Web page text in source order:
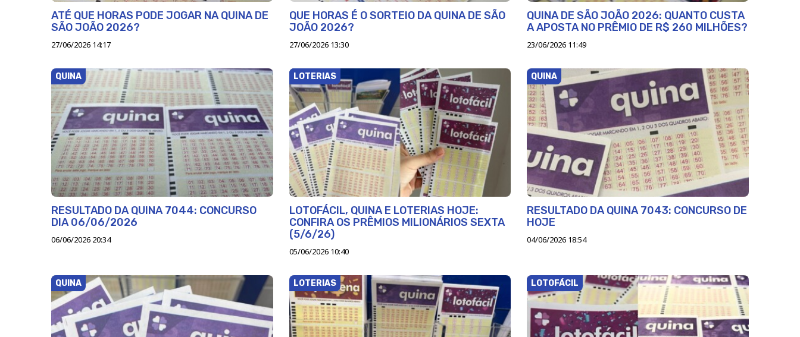
ATÉ QUE HORAS PODE JOGAR NA QUINA DE
SÃO JOÃO 2026?
27/06/2026 14:17
QUE HORAS É O SORTEIO DA QUINA DE SÃO
JOÃO 2026?
27/06/2026 13:30
QUINA DE SÃO JOÃO 2026: QUANTO CUSTA
A APOSTA NO PRÊMIO DE R$ 260 MILHÕES?
23/06/2026 11:49
QUINA
RESULTADO DA QUINA 7044: CONCURSO
DIA 06/06/2026
06/06/2026 20:34
LOTERIAS
LOTOFÁCIL, QUINA E LOTERIAS HOJE:
CONFIRA OS PRÊMIOS MILIONÁRIOS SEXTA
(5/6/26)
05/06/2026 10:40
QUINA
RESULTADO DA QUINA 7043: CONCURSO DE
HOJE
04/06/2026 18:54
QUINA LOTERIAS LOTOFÁCIL